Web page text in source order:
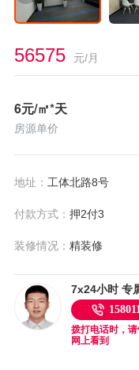
56575 元/月
6元/㎡*天
房源单价
地址： 工体北路8号
付款方式： 押2付3
装修情况： 精装修
7x24小时 专
拨打电话时，
网上看到